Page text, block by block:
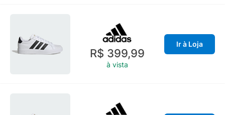
R$ 399,99
à vista
Ir à Loja